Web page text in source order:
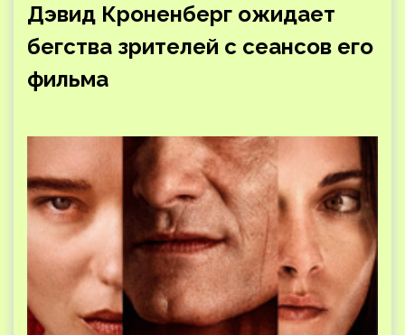
Дэвид Кроненберг ожидает
бегства зрителей с сеансов его
фильма